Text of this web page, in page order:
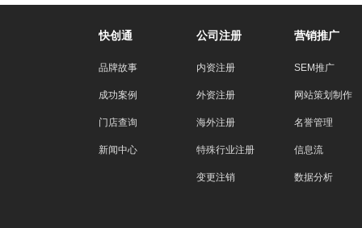
快创通
品牌故事
成功案例
门店查询
新闻中心
公司注册
内资注册
外资注册
海外注册
特殊行业注册
变更注销
营销推广
SEM推广
网站策划制作
名誉管理
信息流
数据分析